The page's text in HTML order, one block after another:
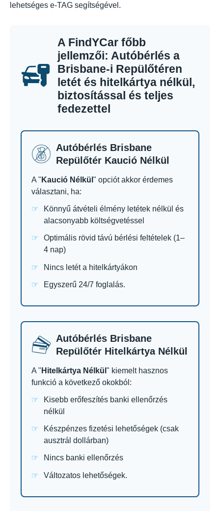
lehetséges e-TAG segítségével.
A FindYCar főbb
jellemzői: Autóbérlés a
Brisbane-i Repülőtéren
letét és hitelkártya nélkül,
biztosítással és teljes
fedezettel
Autóbérlés Brisbane
Repülőtér Kaució Nélkül
A " Kaució Nélkül " opciót akkor érdemes
választani, ha:
Könnyű átvételi élmény letétek nélkül és
alacsonyabb költségvetéssel
Optimális rövid távú bérlési feltételek (1–
4 nap)
Nincs letét a hitelkártyákon
Egyszerű 24/7 foglalás.
Autóbérlés Brisbane
Repülőtér Hitelkártya Nélkül
A " Hitelkártya Nélkül " kiemelt hasznos
funkció a következő okokból:
Kisebb erőfeszítés banki ellenőrzés
nélkül
Készpénzes fizetési lehetőségek (csak
ausztrál dollárban)
Nincs banki ellenőrzés
Változatos lehetőségek.